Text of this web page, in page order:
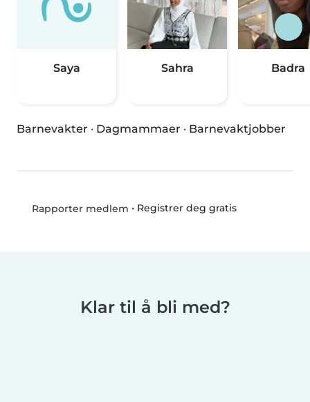
Saya Sahra Badra
Barnevakter · Dagmammaer · Barnevaktjobber
Rapporter medlem • Registrer deg gratis
Klar til å bli med?